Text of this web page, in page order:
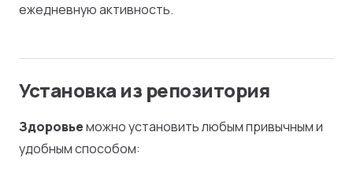
ежедневную активность.
Установка из репозитория
Здоровьеможно установить любым привычным и
удобным способом: